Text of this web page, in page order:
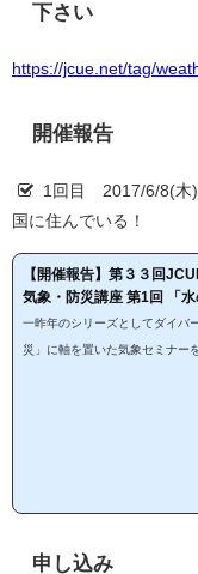
下さい
https://jcue.net/tag/
開催報告
1回目 2017/6/8(木)
国に住んでいる！
【開催報告】第３３回
気象・防災講座 第1回 「水
一昨年のシリーズとしてダイバ
災」に軸を置いた気象セミナー
申し込み